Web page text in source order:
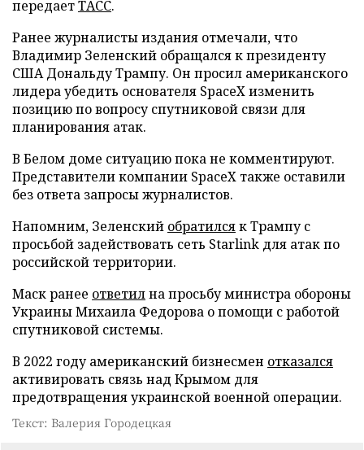
передаетТАСС.
Ранее журналисты издания отмечали, что
Владимир Зеленский обращался к президенту
США Дональду Трампу. Он просил американского
лидера убедить основателя SpaceX изменить
позицию по вопросу спутниковой связи для
планирования атак.
В Белом доме ситуацию пока не комментируют.
Представители компании SpaceX также оставили
без ответа запросы журналистов.
Напомним, Зеленский обратилсяк Трампу с
просьбой задействовать сеть Starlink для атак по
российской территории.
Маск ранее ответилна просьбу министра обороны
Украины Михаила Федорова о помощи с работой
спутниковой системы.
В 2022 году американский бизнесмен отказался
активировать связь над Крымом для
предотвращения украинской военной операции.
Текст: Валерия Городецкая